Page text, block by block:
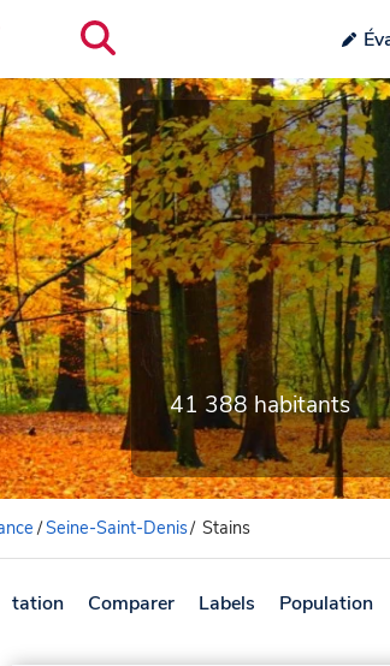
41 388 habitants
/Seine-Saint-Denis/ Stains
Comparer Labels Population